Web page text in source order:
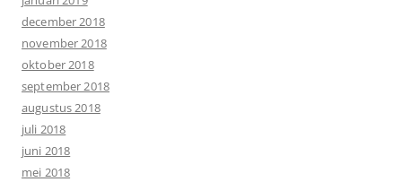
december 2018
november 2018
oktober 2018
september 2018
augustus 2018
juli 2018
juni 2018
mei 2018